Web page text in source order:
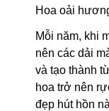
Hoa oải
Mỗi năm, khi
nên các dải
và tạo thành
hoa trở nên
đẹp hút hồn